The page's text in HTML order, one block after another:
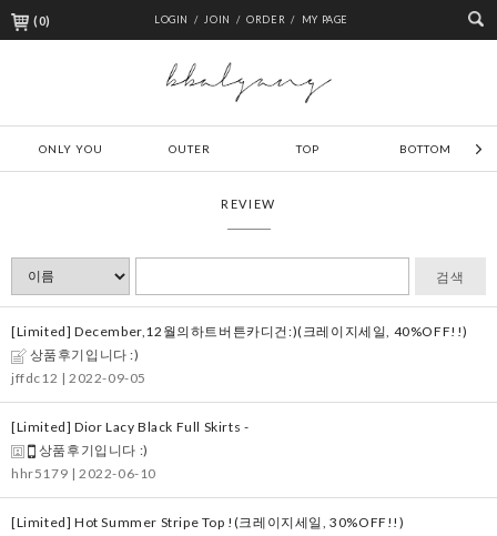
(0) LOGIN / JOIN / ORDER / MY PAGE
ONLY YOU OUTER TOP BOTTOM
REVIEW
검색
[Limited] December,12월의하트버튼카디건:)(크레이지세일, 40%OFF!!)
상품후기입니다 :)
jffdc12 | 2022-09-05
[Limited] Dior Lacy Black Full Skirts -
상품후기입니다 :)
hhr5179 | 2022-06-10
[Limited] Hot Summer Stripe Top !(크레이지세일, 30%OFF!!)